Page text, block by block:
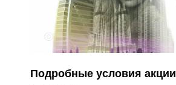
Подробные условия акции